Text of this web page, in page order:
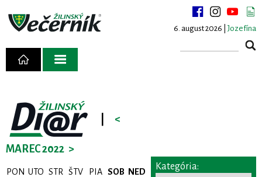
6. august 2026 | Jozefína
<
MAREC 2022 >
PON UTO STR ŠTV PIA SOB NED Kategória: